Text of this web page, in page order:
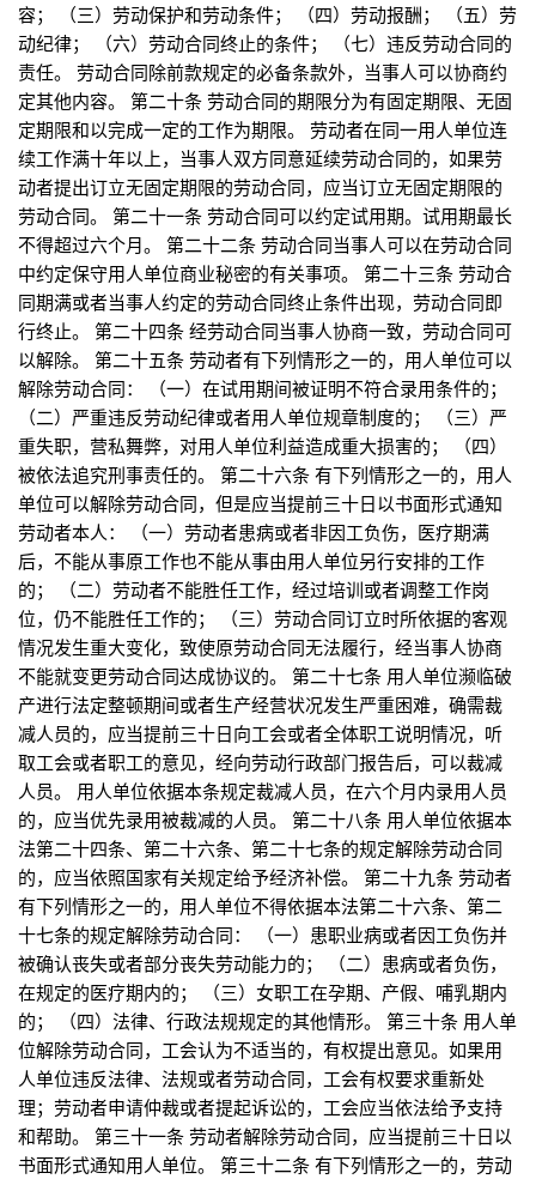
容； （三）劳动保护和劳动条件； （四）劳动报酬； （五）劳
动纪律； （六）劳动合同终止的条件； （七）违反劳动合同的
责任。 劳动合同除前款规定的必备条款外，当事人可以协商约
定其他内容。 第二十条 劳动合同的期限分为有固定期限、无固
定期限和以完成一定的工作为期限。 劳动者在同一用人单位连
续工作满十年以上，当事人双方同意延续劳动合同的，如果劳
动者提出订立无固定期限的劳动合同，应当订立无固定期限的
劳动合同。 第二十一条 劳动合同可以约定试用期。试用期最长
不得超过六个月。 第二十二条 劳动合同当事人可以在劳动合同
中约定保守用人单位商业秘密的有关事项。 第二十三条 劳动合
同期满或者当事人约定的劳动合同终止条件出现，劳动合同即
行终止。 第二十四条 经劳动合同当事人协商一致，劳动合同可
以解除。 第二十五条 劳动者有下列情形之一的，用人单位可以
解除劳动合同： （一）在试用期间被证明不符合录用条件的；
（二）严重违反劳动纪律或者用人单位规章制度的； （三）严
重失职，营私舞弊，对用人单位利益造成重大损害的； （四）
被依法追究刑事责任的。 第二十六条 有下列情形之一的，用人
单位可以解除劳动合同，但是应当提前三十日以书面形式通知
劳动者本人： （一）劳动者患病或者非因工负伤，医疗期满
后，不能从事原工作也不能从事由用人单位另行安排的工作
的； （二）劳动者不能胜任工作，经过培训或者调整工作岗
位，仍不能胜任工作的； （三）劳动合同订立时所依据的客观
情况发生重大变化，致使原劳动合同无法履行，经当事人协商
不能就变更劳动合同达成协议的。 第二十七条 用人单位濒临破
产进行法定整顿期间或者生产经营状况发生严重困难，确需裁
减人员的，应当提前三十日向工会或者全体职工说明情况，听
取工会或者职工的意见，经向劳动行政部门报告后，可以裁减
人员。 用人单位依据本条规定裁减人员，在六个月内录用人员
的，应当优先录用被裁减的人员。 第二十八条 用人单位依据本
法第二十四条、第二十六条、第二十七条的规定解除劳动合同
的，应当依照国家有关规定给予经济补偿。 第二十九条 劳动者
有下列情形之一的，用人单位不得依据本法第二十六条、第二
十七条的规定解除劳动合同： （一）患职业病或者因工负伤并
被确认丧失或者部分丧失劳动能力的； （二）患病或者负伤，
在规定的医疗期内的； （三）女职工在孕期、产假、哺乳期内
的； （四）法律、行政法规规定的其他情形。 第三十条 用人单
位解除劳动合同，工会认为不适当的，有权提出意见。如果用
人单位违反法律、法规或者劳动合同，工会有权要求重新处
理；劳动者申请仲裁或者提起诉讼的，工会应当依法给予支持
和帮助。 第三十一条 劳动者解除劳动合同，应当提前三十日以
书面形式通知用人单位。 第三十二条 有下列情形之一的，劳动